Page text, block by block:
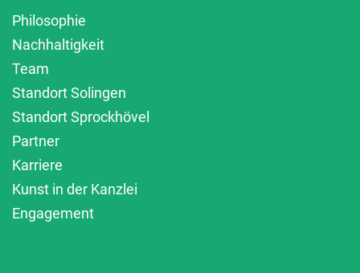
Philosophie
Nachhaltigkeit
Team
Standort Solingen
Standort Sprockhövel
Partner
Karriere
Kunst in der Kanzlei
Engagement